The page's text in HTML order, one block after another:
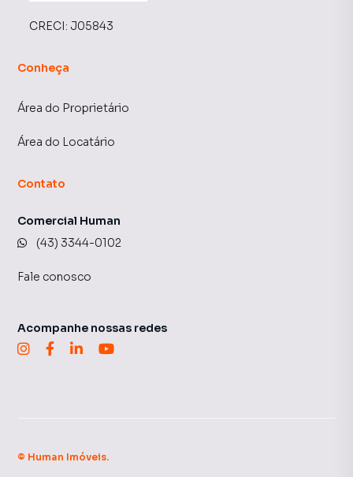
CRECI: J05843
Conheça
Área do Proprietário
Área do Locatário
Contato
Comercial Human
(43) 3344-0102
Fale conosco
Acompanhe nossas redes
© Human Imóveis.